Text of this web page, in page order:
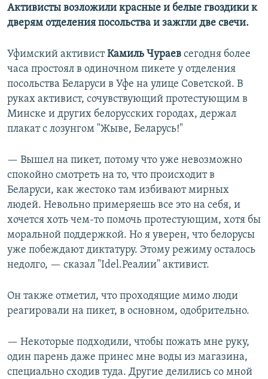
Все сайты РСЕ/РС
Активисты возложили красные и белые гвоздики к
дверям отделения посольства и зажгли две свечи.
Уфимский активистКамиль Чураев сегодня более
часа простоял в одиночном пикете у отделения
посольства Беларуси в Уфе на улице Советской. В
руках активист, сочувствующий протестующим в
Минске и других белорусских городах, держал
плакат с лозунгом "Жыве, Беларусь!"
— Вышел на пикет, потому что уже невозможно
спокойно смотреть на то, что происходит в
Беларуси, как жестоко там избивают мирных
людей. Невольно примеряешь все это на себя, и
хочется хоть чем-то помочь протестующим, хотя бы
моральной поддержкой. Но я уверен, что белорусы
уже побеждают диктатуру. Этому режиму осталось
недолго, — сказал "Idel.Реалии" активист.
Он также отметил, что проходящие мимо люди
реагировали на пикет, в основном, одобрительно.
— Некоторые подходили, чтобы пожать мне руку,
один парень даже принес мне воды из магазина,
специально сходив туда. Другие делились со мной